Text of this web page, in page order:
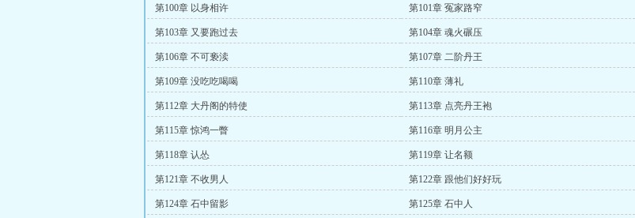
第100章 以身相许 第101章 冤家路窄
第103章 又要跑过去 第104章 魂火碾压
第106章 不可亵渎 第107章 二阶丹王
第109章 没吃吃喝喝 第110章 薄礼
第112章 大丹阁的特使 第113章 点亮丹王袍
第115章 惊鸿一瞥 第116章 明月公主
第118章 认怂 第119章 让名额
第121章 不收男人 第122章 跟他们好好玩
第124章 石中留影 第125章 石中人